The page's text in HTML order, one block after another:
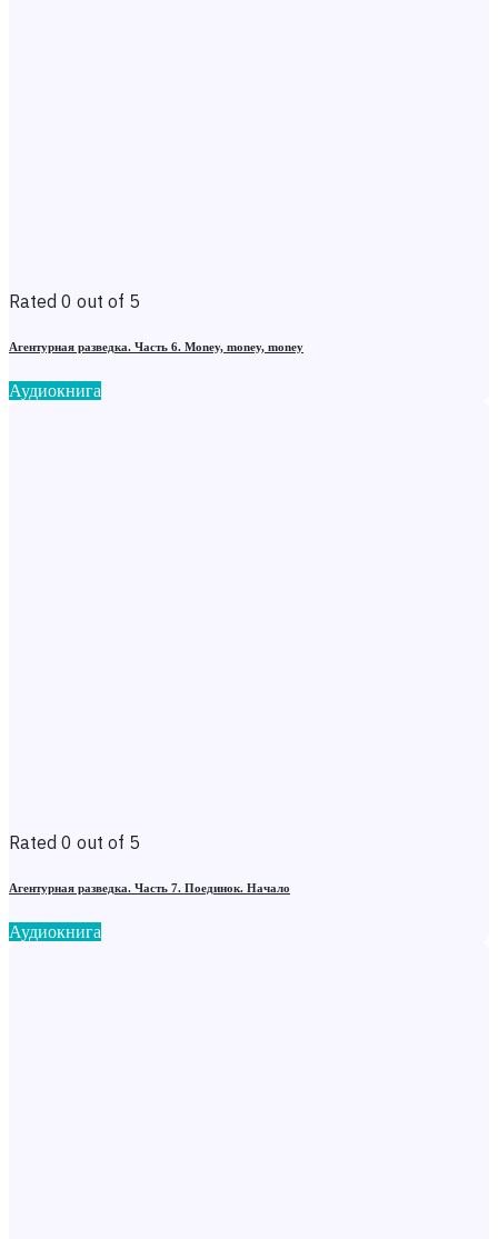
Rated 0 out of 5
Агентурная разведка. Часть 6. Money, money, money
Аудиокнига
Rated 0 out of 5
Агентурная разведка. Часть 7. Поединок. Начало
Аудиокнига